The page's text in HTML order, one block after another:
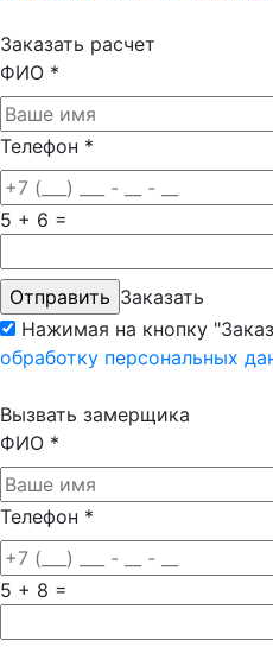
Заказать расчет
ФИО *
Телефон *
5 + 6 =
Заказать
Нажимая на кнопку
обработку персональных
Вызвать замерщика
ФИО *
Телефон *
5 + 8 =